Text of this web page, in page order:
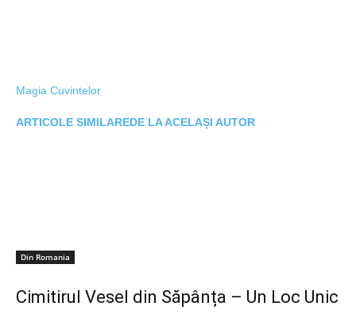
Magia Cuvintelor
ARTICOLE SIMILAREDE LA ACELAȘI AUTOR
Din Romania
Cimitirul Vesel din Săpânța – Un Loc Unic